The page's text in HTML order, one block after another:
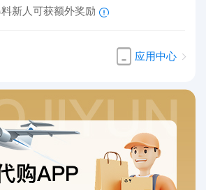
新人可获额外奖励
应用中心